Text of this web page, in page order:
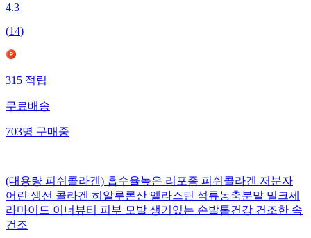
4.3
(14)
315적립
무료배송
703명구매중
(대용량 피쉬콜라겐) 흡수율높은 리포좀 피쉬콜라겐 저분자
어린 생선 콜라겐 히알루론산 엘라스틴 석류농축분말 밀크세
라마이드 이너뷰티 피부 모발 생기있는 손발톱건강 건조한 속
건조